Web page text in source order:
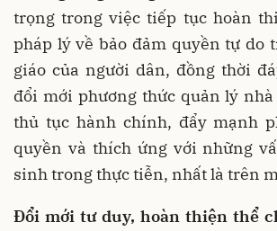
trọng trong việc tiếp tục hoàn
pháp lý về bảo đảm quyền tự do
giáo của người dân, đồng thời
đổi mới phương thức quản lý
thủ tục hành chính, đẩy mạnh
quyền và thích ứng với những
sinh trong thực tiễn, nhất là trên
Đổi mới tư duy, hoàn thiện thể